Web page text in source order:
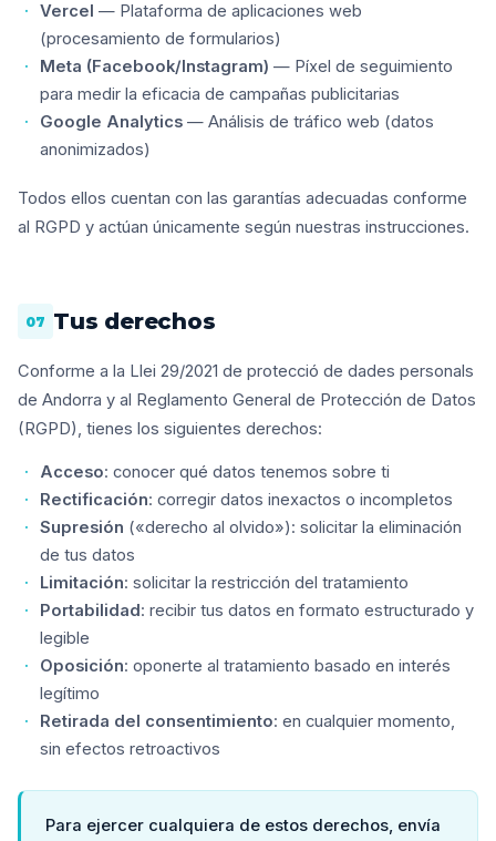
Vercel — Plataforma de aplicaciones web
(procesamiento de formularios)
Meta (Facebook/Instagram) — Píxel de seguimiento
para medir la eficacia de campañas publicitarias
Google Analytics — Análisis de tráfico web (datos
anonimizados)
Todos ellos cuentan con las garantías adecuadas conforme
al RGPD y actúan únicamente según nuestras instrucciones.
07 Tus derechos
Conforme a la Llei 29/2021 de protecció de dades personals
de Andorra y al Reglamento General de Protección de Datos
(RGPD), tienes los siguientes derechos:
Acceso: conocer qué datos tenemos sobre ti
Rectificación: corregir datos inexactos o incompletos
Supresión («derecho al olvido»): solicitar la eliminación
de tus datos
Limitación: solicitar la restricción del tratamiento
Portabilidad: recibir tus datos en formato estructurado y
legible
Oposición: oponerte al tratamiento basado en interés
legítimo
Retirada del consentimiento: en cualquier momento,
sin efectos retroactivos
Para ejercer cualquiera de estos derechos, envía